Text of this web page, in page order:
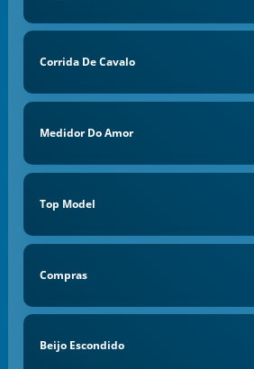
Corrida De Cavalo
Medidor Do Amor
Top Model
Compras
Beijo Escondido